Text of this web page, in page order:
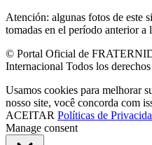
Atención: algunas fotos de este
tomadas en el período anterior
© Portal Oficial de
Internacional Todos los derechos
Usamos cookies para melhorar
nosso site, você concorda com
ACEITAR Políticas de
Manage consent